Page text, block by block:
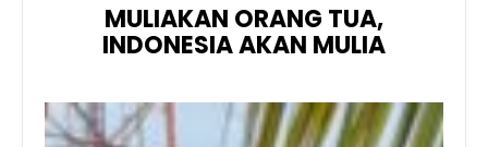
MULIAKAN ORANG TUA,
INDONESIA AKAN MULIA